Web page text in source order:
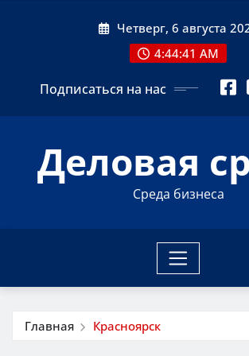
Четверг, 6 августа
4:44:42 AM
Подписаться на нас
Деловая
Среда бизнеса
Главная Красноярск